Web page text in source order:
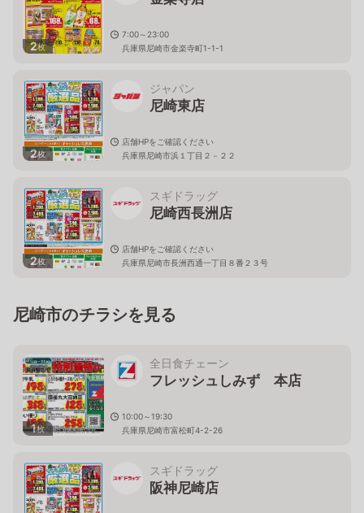
2枚
7:00～23:00
兵庫県尼崎市金楽寺町1-1-1
2枚
ジャパン
尼崎東店
店舗HPをご確認ください
兵庫県尼崎市浜１丁目２－２２
2枚
スギドラッグ
尼崎西長洲店
店舗HPをご確認ください
兵庫県尼崎市長洲西通一丁目８番２３号
尼崎市のチラシを見る
1枚
全日食チェーン
フレッシュしみず 本店
10:00～19:30
兵庫県尼崎市富松町4-2-26
スギドラッグ
阪神尼崎店